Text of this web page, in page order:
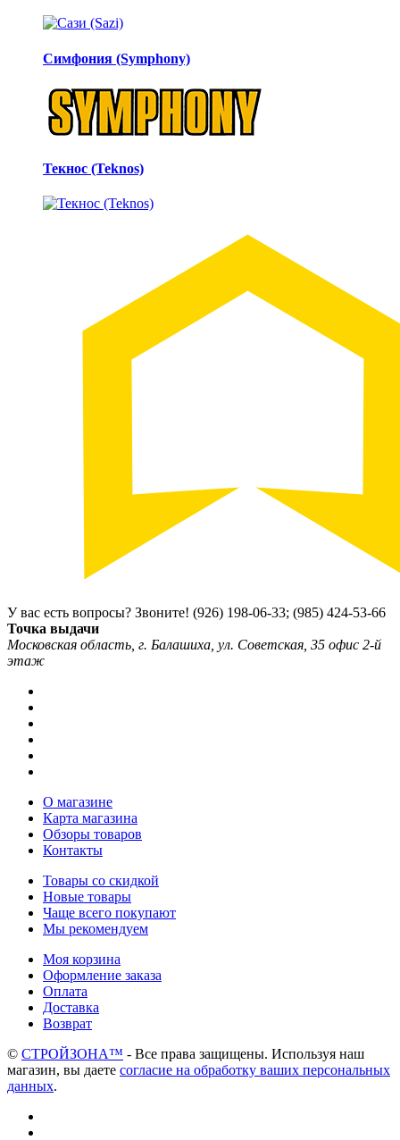
Симфония (Symphony)
Текнос (Teknos)
У вас есть вопросы? Звоните! (926) 198-06-33; (985) 424-53-66
Точка выдачи
Московская область, г. Балашиха, ул. Советская, 35 офис 2-й
этаж
О магазине
Карта магазина
Обзоры товаров
Контакты
Товары со скидкой
Новые товары
Чаще всего покупают
Мы рекомендуем
Моя корзина
Оформление заказа
Оплата
Доставка
Возврат
© СТРОЙЗОНА™ - Все права защищены. Используя наш
магазин, вы даете согласие на обработку ваших персональных
данных.